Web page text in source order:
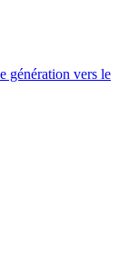
génération vers le